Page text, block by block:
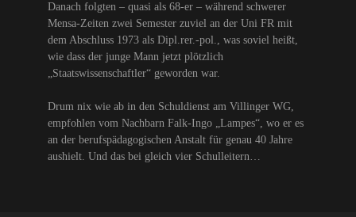
Danach folgten – quasi als 68-er – während schwerer
Mensa-Zeiten zwei Semester zuviel an der Uni FR mit
dem Abschluss 1973 als Dipl.rer.-pol., was soviel heißt,
wie dass der junge Mann jetzt plötzlich
„Staatswissenschaftler“ geworden war.
Drum nix wie ab in den Schuldienst am Villinger WG,
empfohlen vom Nachbarn Falk-Ingo „Lampes“, wo er es
an der berufspädagogischen Anstalt für genau 40 Jahre
aushielt. Und das bei gleich vier Schulleitern…